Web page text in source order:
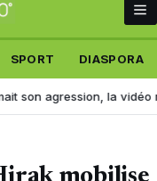
SPORT DIASPORA
la vidéo mène à